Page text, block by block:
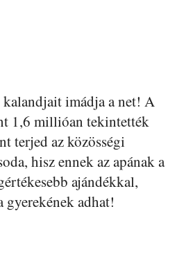
imádja a net! A
1,6 millióan tekintették
terjed az közösségi
hisz ennek az apának a
ajándékkal,
gyerekének adhat!